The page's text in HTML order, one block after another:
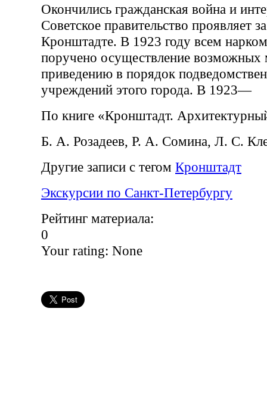
Окончились гражданская война и
Советское правительство проявляет
Кронштадте. В 1923 году всем
поручено осуществление возможных
приведению в порядок
учреждений этого города. В 1923—
По книге «Кронштадт.
Б. А. Розадеев, Р. А. Сомина, Л. С.
Другие записи с тегом Кронштадт
Экскурсии по Санкт-Петербургу
Рейтинг материала:
0
Your rating: None